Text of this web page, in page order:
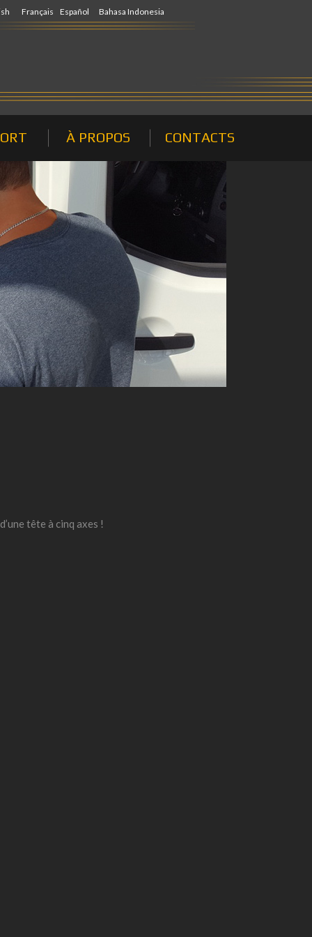
Français Español Bahasa Indonesia
À PROPOS CONTACTS
tête à cinq axes !